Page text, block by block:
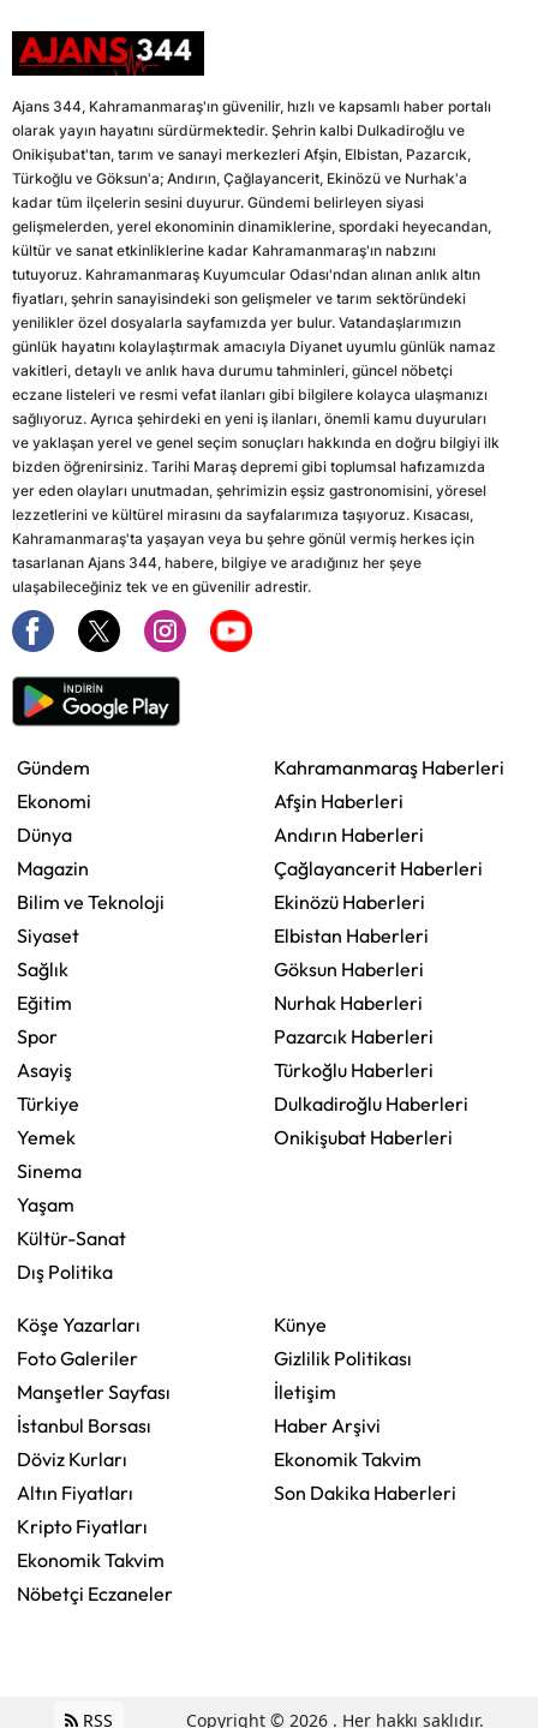
Ajans 344, Kahramanmaraş'ın güvenilir, hızlı ve kapsamlı haber portalı
olarak yayın hayatını sürdürmektedir. Şehrin kalbi Dulkadiroğlu ve
Onikişubat'tan, tarım ve sanayi merkezleri Afşin, Elbistan, Pazarcık,
Türkoğlu ve Göksun'a; Andırın, Çağlayancerit, Ekinözü ve Nurhak'a
kadar tüm ilçelerin sesini duyurur. Gündemi belirleyen siyasi
gelişmelerden, yerel ekonominin dinamiklerine, spordaki heyecandan,
kültür ve sanat etkinliklerine kadar Kahramanmaraş'ın nabzını
tutuyoruz. Kahramanmaraş Kuyumcular Odası'ndan alınan anlık altın
fiyatları, şehrin sanayisindeki son gelişmeler ve tarım sektöründeki
yenilikler özel dosyalarla sayfamızda yer bulur. Vatandaşlarımızın
günlük hayatını kolaylaştırmak amacıyla Diyanet uyumlu günlük namaz
vakitleri, detaylı ve anlık hava durumu tahminleri, güncel nöbetçi
eczane listeleri ve resmi vefat ilanları gibi bilgilere kolayca ulaşmanızı
sağlıyoruz. Ayrıca şehirdeki en yeni iş ilanları, önemli kamu duyuruları
ve yaklaşan yerel ve genel seçim sonuçları hakkında en doğru bilgiyi ilk
bizden öğrenirsiniz. Tarihi Maraş depremi gibi toplumsal hafızamızda
yer eden olayları unutmadan, şehrimizin eşsiz gastronomisini, yöresel
lezzetlerini ve kültürel mirasını da sayfalarımıza taşıyoruz. Kısacası,
Kahramanmaraş'ta yaşayan veya bu şehre gönül vermiş herkes için
tasarlanan Ajans 344, habere, bilgiye ve aradığınız her şeye
ulaşabileceğiniz tek ve en güvenilir adrestir.
Gündem
Ekonomi
Dünya
Magazin
Bilim ve Teknoloji
Siyaset
Sağlık
Eğitim
Spor
Asayiş
Türkiye
Yemek
Sinema
Yaşam
Kültür-Sanat
Dış Politika
Kahramanmaraş Haberleri
Afşin Haberleri
Andırın Haberleri
Çağlayancerit Haberleri
Ekinözü Haberleri
Elbistan Haberleri
Göksun Haberleri
Nurhak Haberleri
Pazarcık Haberleri
Türkoğlu Haberleri
Dulkadiroğlu Haberleri
Onikişubat Haberleri
Köşe Yazarları
Foto Galeriler
Manşetler Sayfası
İstanbul Borsası
Döviz Kurları
Altın Fiyatları
Kripto Fiyatları
Ekonomik Takvim
Nöbetçi Eczaneler
Künye
Gizlilik Politikası
İletişim
Haber Arşivi
Ekonomik Takvim
Son Dakika Haberleri
RSS Copyright © 2026 . Her hakkı saklıdır.